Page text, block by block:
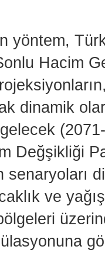
yöntem,
Hacim
dinamik
Değşikliği
ve